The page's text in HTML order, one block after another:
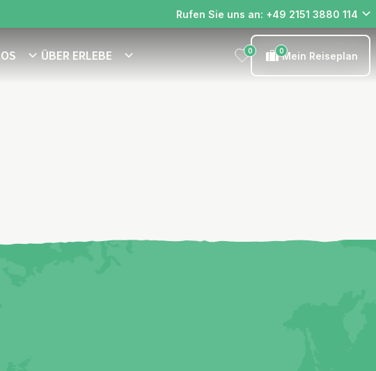
Rufen Sie uns an: +49 2151 3880 114
ÜBER ERLEBE 0 0Mein Reiseplan